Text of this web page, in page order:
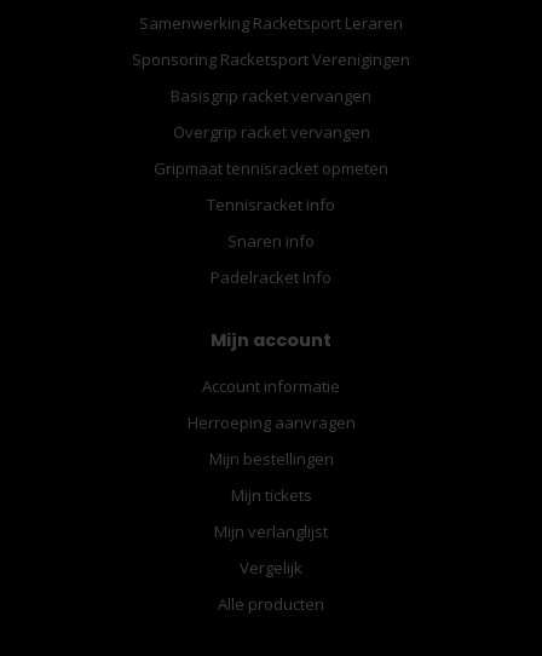
Samenwerking Racketsport Leraren
Sponsoring Racketsport Verenigingen
Basisgrip racket vervangen
Overgrip racket vervangen
Gripmaat tennisracket opmeten
Tennisracket info
Snaren info
Padelracket Info
Mijn account
Account informatie
Herroeping aanvragen
Mijn bestellingen
Mijn tickets
Mijn verlanglijst
Vergelijk
Alle producten